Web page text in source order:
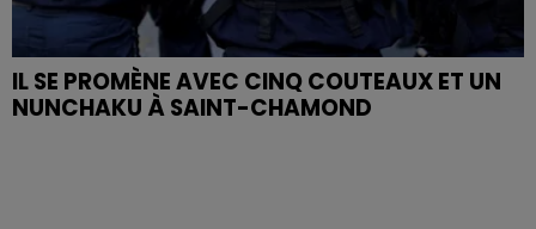
IL SE PROMÈNE AVEC CINQ COUTEAUX ET UN
NUNCHAKU À SAINT-CHAMOND